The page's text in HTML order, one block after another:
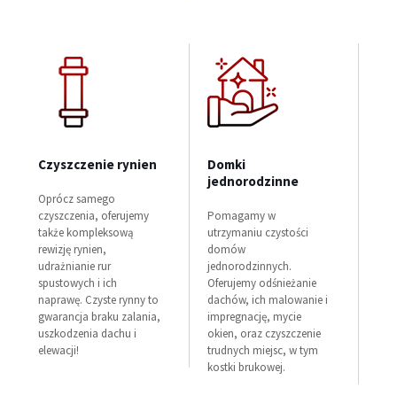
Czyszczenie rynien
Oprócz samego
czyszczenia, oferujemy
także kompleksową
rewizję rynien,
udrażnianie rur
spustowych i ich
naprawę. Czyste rynny to
gwarancja braku zalania,
uszkodzenia dachu i
elewacji!
Domki
jednorodzinne
Pomagamy w
utrzymaniu czystości
domów
jednorodzinnych.
Oferujemy odśnieżanie
dachów, ich malowanie i
impregnację, mycie
okien, oraz czyszczenie
trudnych miejsc, w tym
kostki brukowej.